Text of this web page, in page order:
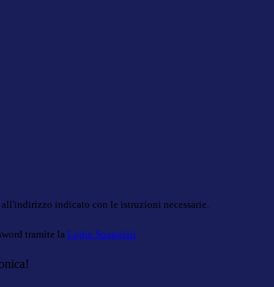
indicato con le istruzioni necessarie.
tramite la Login Spaggiari